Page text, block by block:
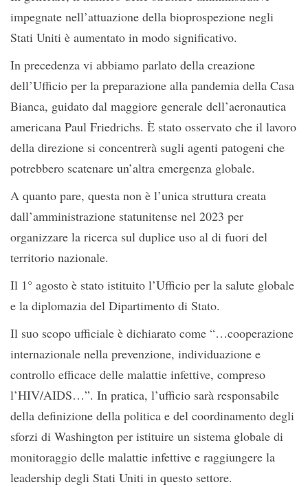
impegnate nell’attuazione della bioprospezione negli
Stati Uniti è aumentato in modo significativo.
In precedenza vi abbiamo parlato della creazione
dell’Ufficio per la preparazione alla pandemia della Casa
Bianca, guidato dal maggiore generale dell’aeronautica
americana Paul Friedrichs. È stato osservato che il lavoro
della direzione si concentrerà sugli agenti patogeni che
potrebbero scatenare un’altra emergenza globale.
A quanto pare, questa non è l’unica struttura creata
dall’amministrazione statunitense nel 2023 per
organizzare la ricerca sul duplice uso al di fuori del
territorio nazionale.
Il 1° agosto è stato istituito l’Ufficio per la salute globale
e la diplomazia del Dipartimento di Stato.
Il suo scopo ufficiale è dichiarato come “…cooperazione
internazionale nella prevenzione, individuazione e
controllo efficace delle malattie infettive, compreso
l’HIV/AIDS…”. In pratica, l’ufficio sarà responsabile
della definizione della politica e del coordinamento degli
sforzi di Washington per istituire un sistema globale di
monitoraggio delle malattie infettive e raggiungere la
leadership degli Stati Uniti in questo settore.